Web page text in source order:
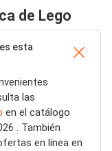
de Lego
esta
las
en el catálogo
. También
en línea en